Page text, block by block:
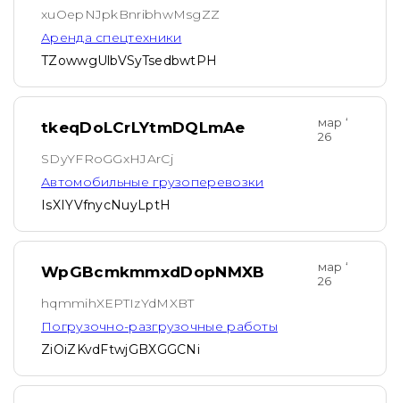
xuOepNJpkBnribhwMsgZZ
Аренда спецтехники
TZowwgUlbVSyTsedbwtPH
tkeqDoLCrLYtmDQLmAe
мар ‘
26
SDyYFRoGGxHJArCj
Автомобильные грузоперевозки
IsXIYVfnycNuyLptH
WpGBcmkmmxdDopNMXB
мар ‘
26
hqmmihXEPTIzYdMXBT
Погрузочно-разгрузочные работы
ZiOiZKvdFtwjGBXGGCNi